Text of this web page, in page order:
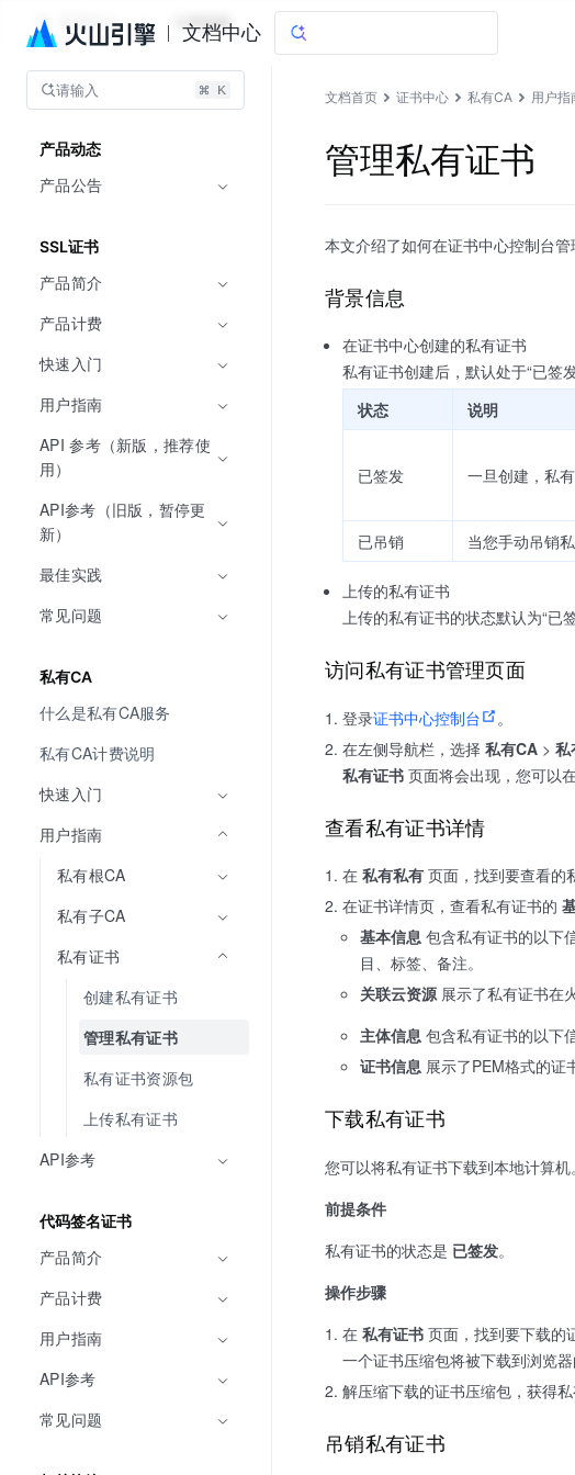
文档中心
证书中心 文档指南
请输入
产品动态
产品公告
SSL证书
产品简介
产品计费
快速入门
用户指南
API 参考（新版，推荐使
用）
API参考（旧版，暂停更
新）
最佳实践
常见问题
私有CA
什么是私有CA服务
私有CA计费说明
快速入门
用户指南
私有根CA
私有子CA
私有证书
创建私有证书
管理私有证书
私有证书资源包
上传私有证书
API参考
代码签名证书
产品简介
产品计费
用户指南
API参考
常见问题
文档首页 证书中心 私有CA 用户指
管理私有证书
本文介绍了如何在证书中心控制台
背景信息
在证书中心创建的私有证书
私有证书创建后，默认处于“已签
状态
说明
已签发 一旦创建，私
已吊销 当您手动吊销
上传的私有证书
上传的私有证书的状态默认为“已
访问私有证书管理页面
登录证书中心控制台
。
在左侧导航栏，选择 私有CA > 私
私有证书 页面将会出现，您可以
查看私有证书详情
在 私有私有 页面，找到要查看的
在证书详情页，查看私有证书的
基本信息 包含私有证书的以下
目、标签、备注。
关联云资源展示了私有证书在
主体信息 包含私有证书的以下
证书信息 展示了PEM格式的证
下载私有证书
您可以将私有证书下载到本地计算机。
前提条件
私有证书的状态是 已签发。
操作步骤
在 私有证书 页面，找到要下载的
一个证书压缩包将被下载到浏览器
解压缩下载的证书压缩包，获得
吊销私有证书